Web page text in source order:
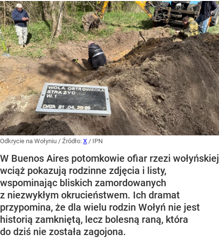
Odkrycie na Wołyniu / Źródło: X / IPN
W Buenos Aires potomkowie ofiar rzezi wołyńskiej
wciąż pokazują rodzinne zdjęcia i listy,
wspominając bliskich zamordowanych
z niezwykłym okrucieństwem. Ich dramat
przypomina, że dla wielu rodzin Wołyń nie jest
historią zamkniętą, lecz bolesną raną, która
do dziś nie została zagojona.